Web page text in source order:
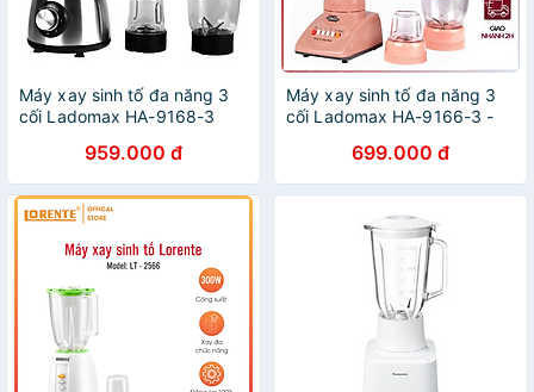
Máy xay sinh tố đa năng 3
cối Ladomax HA-9168-3
650W, thiết kế 3 cối thủy
tinh - Hàng chính hãng
959.000 đ
Máy xay sinh tố đa năng 3
cối Ladomax HA-9166-3 -
699.000 đ